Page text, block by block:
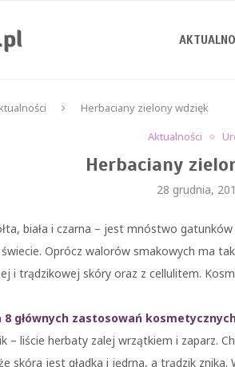
Herbaciany zielony wdzięk
Aktualności
Herbaciany
28 grudnia,
biała i czarna – jest mnóstwo
Oprócz walorów smakowych ma
i trądzikowej skóry oraz z cellulitem.
głównych zastosowań
– liście herbaty zalej wrzątkiem i zaparz.
skóra jest gładka i jędrna, a trądzik